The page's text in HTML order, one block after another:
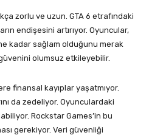
zorlu ve uzun. GTA 6 etrafındaki
endişesini artırıyor. Oyuncular,
kadar sağlam olduğunu merak
olumsuz etkileyebilir.
finansal kayıplar yaşatmıyor.
da zedeliyor. Oyunculardaki
Rockstar Games’in bu
gerekiyor. Veri güvenliği